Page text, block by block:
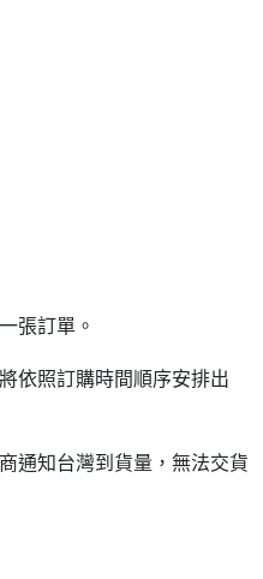
張訂單。
依照訂購時間順序安排出
通知台灣到貨量，無法交貨